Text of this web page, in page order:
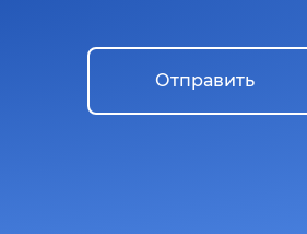
Отправить